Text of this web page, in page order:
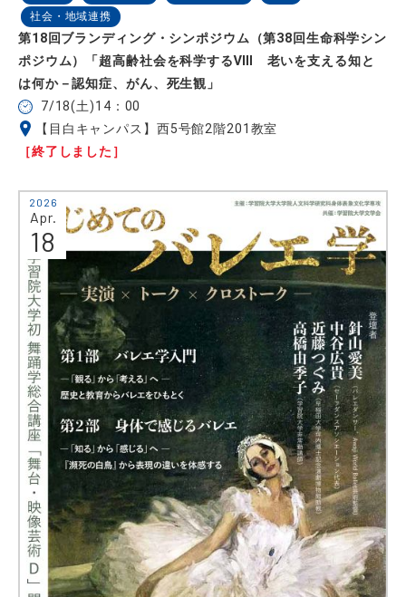
社会・地域連携
第18回ブランディング・シンポジウム（第38回生命科学シン
ポジウム）「超高齢社会を科学するⅧ 老いを支える知と
は何か－認知症、がん、死生観」
7/18(土)14：00
【目白キャンパス】西5号館2階201教室
［終了しました］
2026
Apr.
18